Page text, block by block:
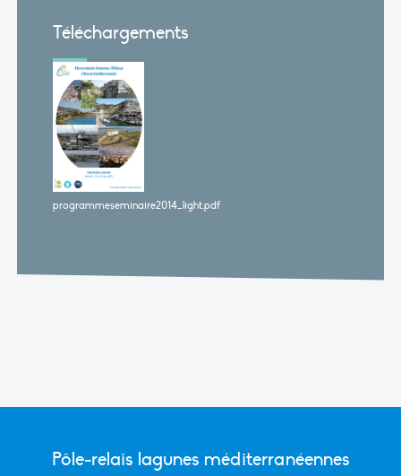
Téléchargements
programmeseminaire2014_light.pdf
Pôle-relais lagunes méditerranéennes